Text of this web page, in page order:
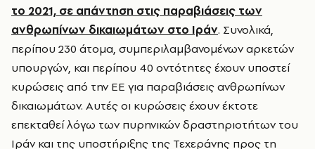
το 2021, σε απάντηση στις παραβιάσεις των
ανθρωπίνων δικαιωμάτων στο Ιράν. Συνολικά,
περίπου 230 άτομα, συμπεριλαμβανομένων αρκετών
υπουργών, και περίπου 40 οντότητες έχουν υποστεί
κυρώσεις από την ΕΕ για παραβιάσεις ανθρωπίνων
δικαιωμάτων. Αυτές οι κυρώσεις έχουν έκτοτε
επεκταθεί λόγω των πυρηνικών δραστηριοτήτων του
Ιράν και της υποστήριξης της Τεχεράνης προς τη